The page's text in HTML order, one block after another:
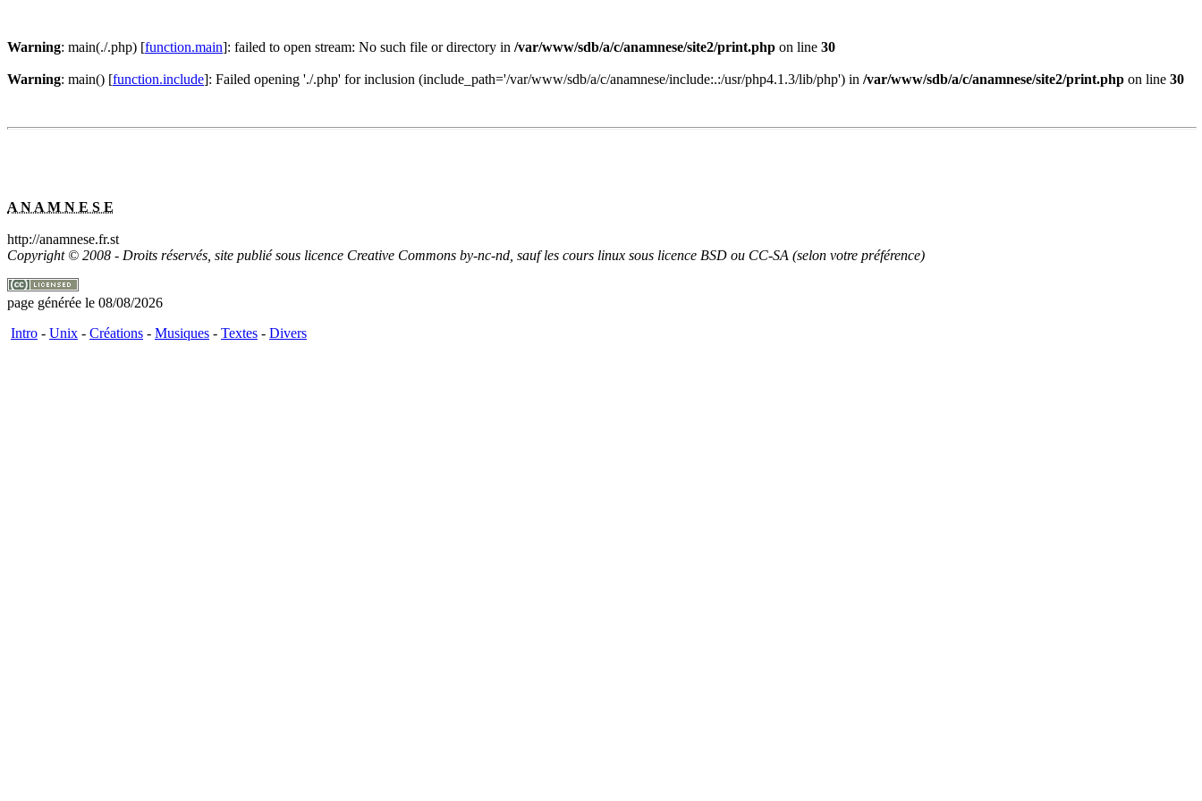
Warning: main(./.php) [function.main]: failed to open stream: No such file or directory in /var/www/sdb/a/c/anamnese/site2/print.php on line 30
Warning: main() [function.include]: Failed opening './.php' for inclusion (include_path='/var/www/sdb/a/c/anamnese/include:.:/usr/php4.1.3/lib/php') in /var/www/sdb/a/c/anamnese/site2/print.php on line 30
A N A M N E S E
http://anamnese.fr.st
Copyright © 2008 - Droits réservés, site publié sous licence Creative Commons by-nc-nd, sauf les cours linux sous licence BSD ou CC-SA (selon votre préférence)
page générée le 08/08/2026
Intro - Unix - Créations - Musiques - Textes - Divers